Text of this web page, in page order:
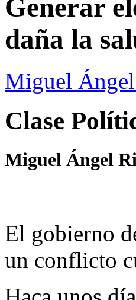
Generar
daña la
Miguel
Clase
Miguel Ángel
El gobierno
un conflicto